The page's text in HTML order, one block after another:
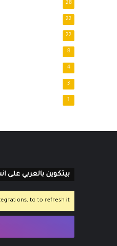
28
22
22
8
4
3
1
بيتكوين بالعربي على
to to refresh it.